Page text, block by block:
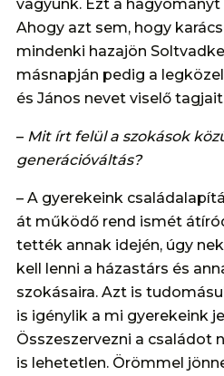
vagyunk. Ezt a
Ahogy azt sem, hogy
mindenki hazajön
másnapján pedig a
és János nevet viselő
– Mit írt felül a szokások
generációváltás?
– A gyerekeink
át működő rend ismét
tették annak idején, úgy
kell lenni a házastárs és
szokásaira. Azt is
is igénylik a mi gyerekeink
Összeszervezni a családot
is lehetetlen. Örömmel